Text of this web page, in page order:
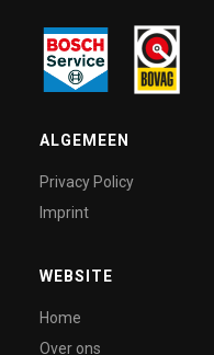
ALGEMEEN
Privacy Policy
Imprint
WEBSITE
Home
Over ons